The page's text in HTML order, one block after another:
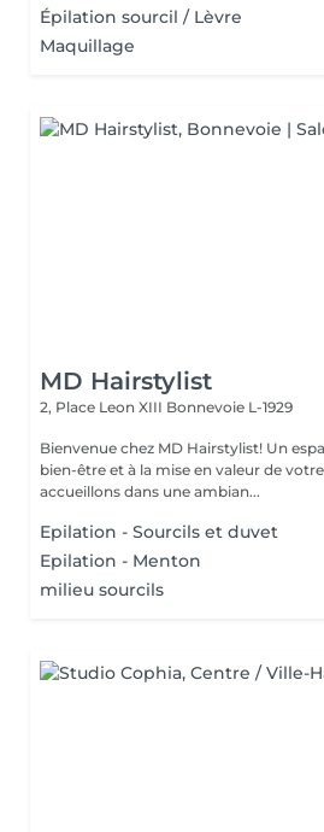
Épilation sourcil / Lèvre
Maquillage
MD Hairstylist
2, Place Leon XIII Bonnevoie L-1929
Bienvenue chez MD Hairstylist! Un
bien-être et à la mise en valeur de votre style.
accueillons dans une ambian...
Epilation - Sourcils et duvet
Epilation - Menton
milieu sourcils